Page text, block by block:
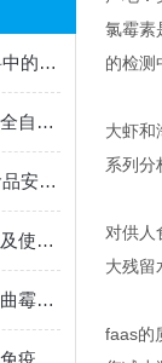
关于FAPAS植物油质控材料中的3-MCPD质控样品的详细介绍
全自动亲和柱工作站采用了全自动免疫亲和净化技术
中检维康助力2022年国家食品安全监督抽检检测
本文讲述免疫亲和柱的原理及使用注意事项
黄曲霉毒素亲和柱是检测黄曲霉毒素的柱状分析方法
做好这几点，轻松解决酶联免疫试剂盒常见问题
氯霉素
的检测
大虾和
系列分
对供人
大残留
faas的